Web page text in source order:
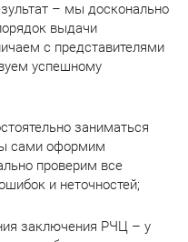
– мы досконально
выдачи
с представителями
успешному
заниматься
сами оформим
проверим все
и неточностей;
заключения РЧЦ – у